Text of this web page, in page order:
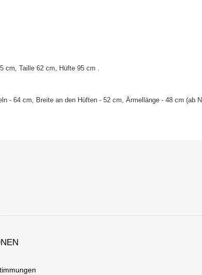
cm, Taille 62 cm, Hüfte 95 cm
- 64 cm, Breite an den Hüften - 52 cm, Ärmellänge - 48 cm (ab